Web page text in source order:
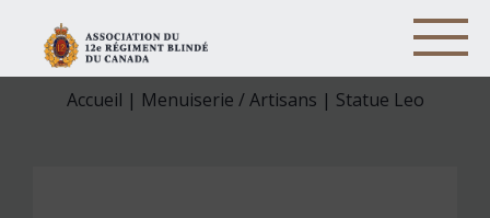
Accueil | Menuiserie / Artisans | Statue Leo